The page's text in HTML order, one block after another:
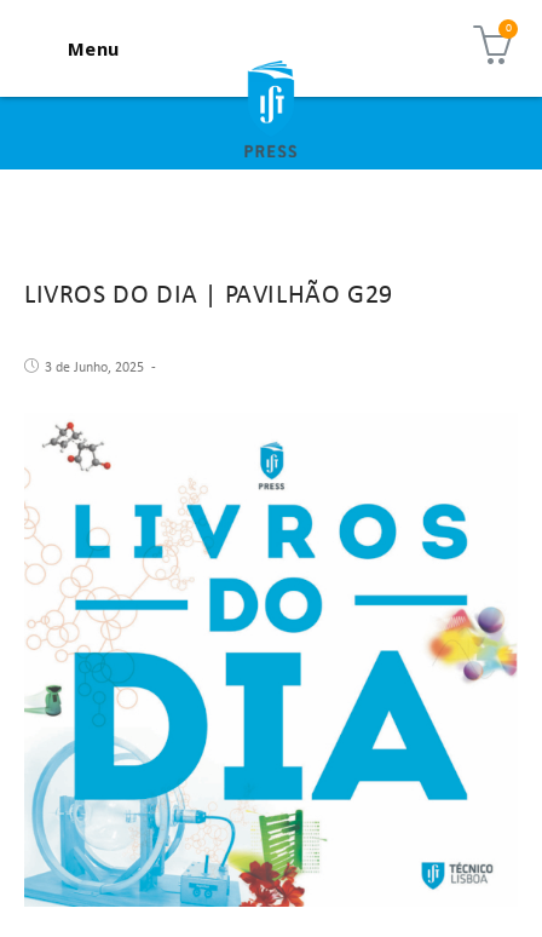
Menu
LIVROS DO DIA | PAVILHÃO G29
3 de Junho, 2025